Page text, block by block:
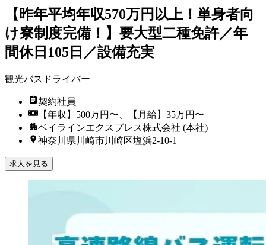
【昨年平均年収570万円以上！単身者向
け寮制度完備！】要大型二種免許／年
間休日105日／設備充実
観光バスドライバー
契約社員
【年収】500万円〜、【月給】35万円〜
ベイラインエクスプレス株式会社 (本社)
神奈川県川崎市川崎区塩浜2-10-1
求人を見る